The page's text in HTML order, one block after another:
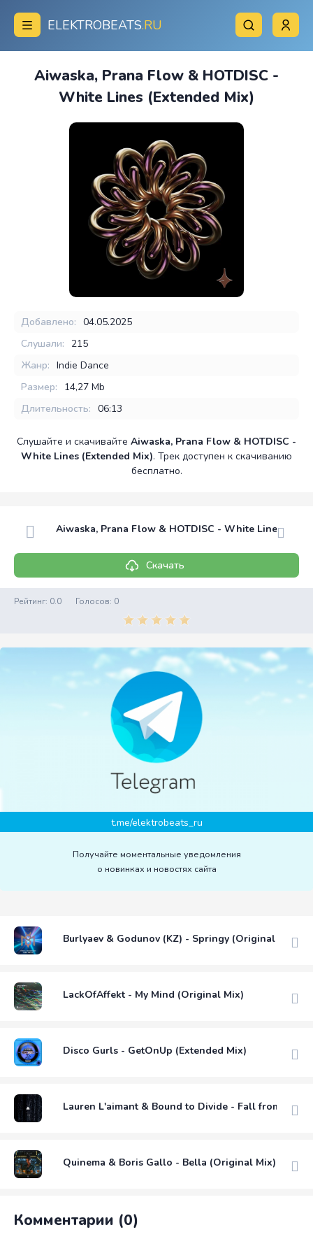
ELEKTROBEATS.RU
Aiwaska, Prana Flow & HOTDISC -
White Lines (Extended Mix)
Добавлено: 04.05.2025
Слушали:
215
Жанр: Indie Dance
Размер:
14,27 Mb
Длительность: 06:13
Слушайте и скачивайте Aiwaska, Prana Flow & HOTDISC -
White Lines (Extended Mix). Трек доступен к скачиванию
бесплатно.
Aiwaska, Prana Flow & HOTDISC - White Lines
Скачать
Рейтинг: 0.0 Голосов: 0
t.me/elektrobeats_ru
Получайте моментальные уведомления
о новинках и новостях сайта
Burlyaev & Godunov (KZ) - Springy (Original Mix)
LackOfAffekt - My Mind (Original Mix)
Disco Gurls - GetOnUp (Extended Mix)
Lauren L'aimant & Bound to Divide - Fall from
Quinema & Boris Gallo - Bella (Original Mix)
Комментарии (0)